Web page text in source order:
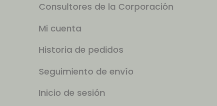
Consultores de la Corporación
Mi cuenta
Historia de pedidos
Seguimiento de envío
Inicio de sesión